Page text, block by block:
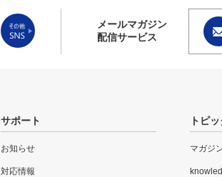
メールマガジン
配信サービス
サポート
お知らせ
対応情報
トピッ
マガジ